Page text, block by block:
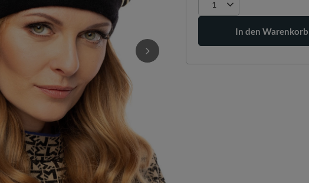
In den Warenkorb